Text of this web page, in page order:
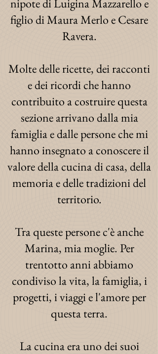
nipote di Luigina Mazzarello e
figlio di Maura Merlo e Cesare
Ravera.
Molte delle ricette, dei racconti
e dei ricordi che hanno
contribuito a costruire questa
sezione arrivano dalla mia
famiglia e dalle persone che mi
hanno insegnato a conoscere il
valore della cucina di casa, della
memoria e delle tradizioni del
territorio.
Tra queste persone c'è anche
Marina, mia moglie. Per
trentotto anni abbiamo
condiviso la vita, la famiglia, i
progetti, i viaggi e l'amore per
questa terra.
La cucina era uno dei suoi